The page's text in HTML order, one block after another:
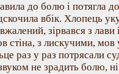
до болю і потягла
вбік. Хлопець
зірвався з лави
стіна, з лискучими,
раз у раз потрясали
не зрадить болю,